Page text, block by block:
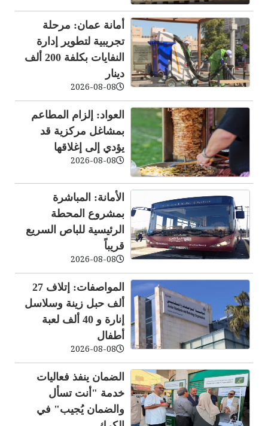
أمانة عمان: مرحلة
تجريبية لتطوير إدارة
النفايات بكلفة 200 ألف
دينار
2026-08-08
العواد: إلزام المطاعم
بمشاغل مركزية قد
يؤدي إلى إغلاقها
2026-08-08
الأمانة: المباشرة
بمشروع المحطة
الرئيسية للباص السريع
قريباً
2026-08-08
المواصفات: إتلاف 27
ألف حبل زينة وسلاسل
إنارة و 40 ألف لعبة
أطفال
2026-08-08
الضمان ينفذ فعاليات
خدمة "أنت تسأل
والضمان يُجيب" في